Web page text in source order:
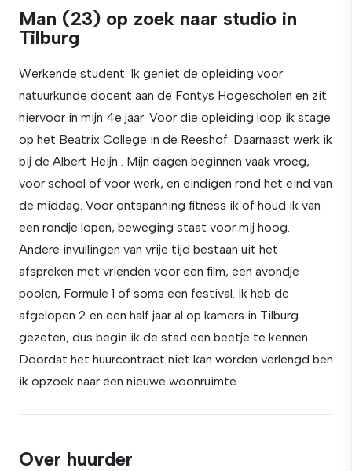
Man (23) op zoek naar studio in
Tilburg
Werkende student: Ik geniet de opleiding voor
natuurkunde docent aan de Fontys Hogescholen en zit
hiervoor in mijn 4e jaar. Voor die opleiding loop ik stage
op het Beatrix College in de Reeshof. Daarnaast werk ik
bij de Albert Heijn . Mijn dagen beginnen vaak vroeg,
voor school of voor werk, en eindigen rond het eind van
de middag. Voor ontspanning fitness ik of houd ik van
een rondje lopen, beweging staat voor mij hoog.
Andere invullingen van vrije tijd bestaan uit het
afspreken met vrienden voor een film, een avondje
poolen, Formule 1 of soms een festival. Ik heb de
afgelopen 2 en een half jaar al op kamers in Tilburg
gezeten, dus begin ik de stad een beetje te kennen.
Doordat het huurcontract niet kan worden verlengd ben
ik opzoek naar een nieuwe woonruimte.
Over huurder